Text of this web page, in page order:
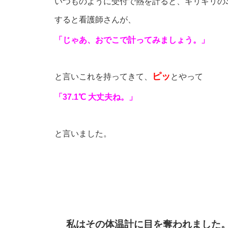
すると看護師さんが、
「じゃあ、おでこで計ってみましょう。」
と言いこれを持ってきて、 ピッ とやって
「37.1℃ 大丈夫ね。」
と言いました。
私はその体温計に目を奪われました